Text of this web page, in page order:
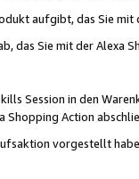
aufgibt, das Sie mit
das Sie mit der Alexa
Session in den
Shopping Action
vorgestellt